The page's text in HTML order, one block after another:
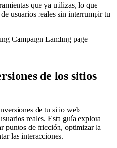
que ya utilizas, lo que
usuarios reales sin interrumpir tu
de los sitios
de tu sitio web
reales. Esta guía explora
puntos de fricción, optimizar la
las interacciones.